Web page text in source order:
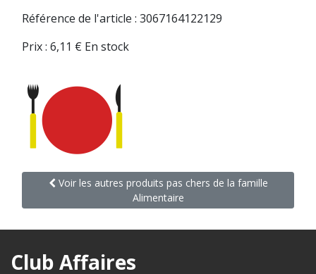
Référence de l'article : 3067164122129
Prix : 6,11 € En stock
Voir les autres produits pas chers de la famille
Alimentaire
Club Affaires